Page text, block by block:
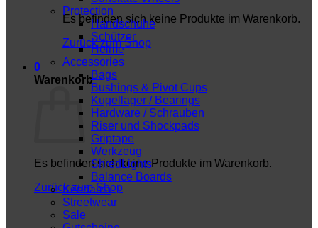
Es befinden sich keine Produkte im Warenkorb.
Zurück zum Shop
0
Warenkorb
Es befinden sich keine Produkte im Warenkorb.
Zurück zum Shop
Protection
Handschuhe
Schützer
Helme
Accessories
Bags
Bushings & Pivot Cups
Kugellager / Bearings
Hardware / Schrauben
Riser und Shockpads
Griptape
Werkzeug
ShredLights
Balance Boards
Kendama
Streetwear
Sale